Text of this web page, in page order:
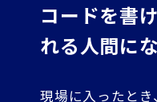
コードを書
れる人間に
現場に入ったとき